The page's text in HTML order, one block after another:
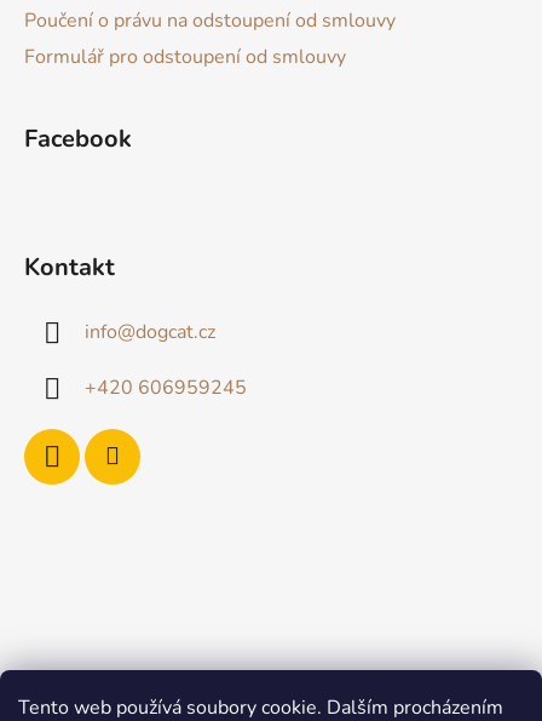
Tento web používá soubory cookie. Dalším procházením
Poučení o právu na odstoupení od smlouvy
Formulář pro odstoupení od smlouvy
Facebook
Kontakt
info@dogcat.cz
+420 606959245